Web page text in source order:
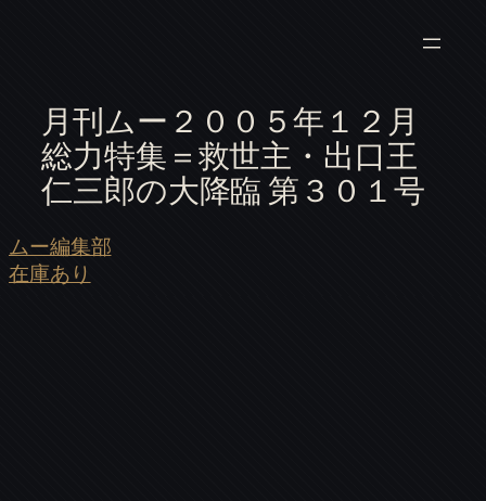
月刊ムー２００５年１２月
総力特集＝救世主・出口王
仁三郎の大降臨 第３０１号
ムー編集部
在庫あり